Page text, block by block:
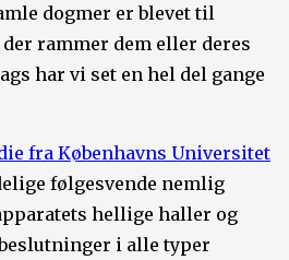
dogmer er blevet til
rammer dem eller deres
har vi set en hel del gange
fra Københavns Universitet
følgesvende nemlig
hellige haller og
i alle typer